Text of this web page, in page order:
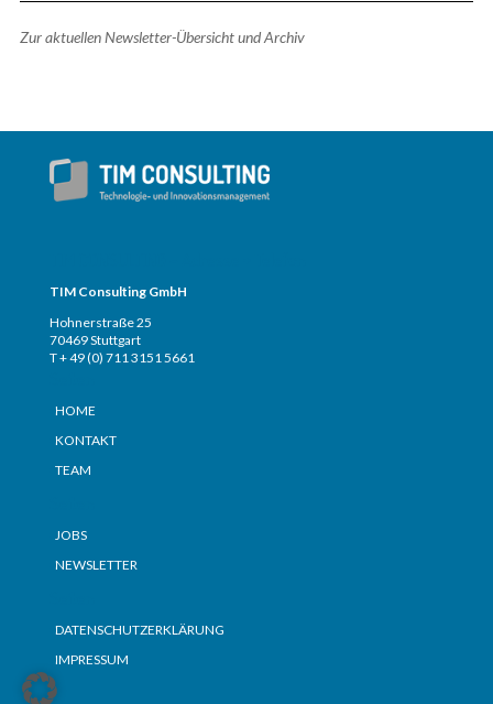
Zur aktuellen Newsletter-Übersicht und Archiv
TIM Consulting GmbH
Hohnerstraße 25
70469 Stuttgart
T + 49 (0) 711 3151 5661
HOME
KONTAKT
TEAM
JOBS
NEWSLETTER
DATENSCHUTZERKLÄRUNG
IMPRESSUM